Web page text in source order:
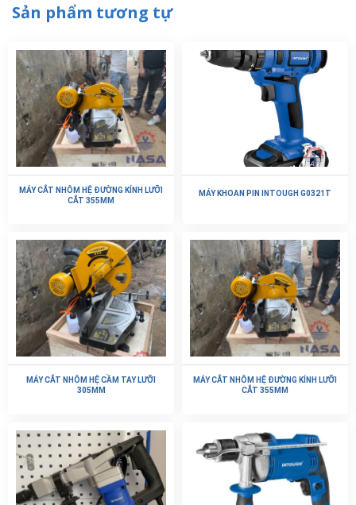
Sản phẩm tương tự
MÁY CẮT NHÔM HỆ ĐƯỜNG KÍNH LƯỠI
CẮT 355MM
MÁY KHOAN PIN INTOUGH G0321T
MÁY CẮT NHÔM HỆ CẦM TAY LƯỠI
305MM
MÁY CẮT NHÔM HỆ ĐƯỜNG KÍNH LƯỠI
CẮT 355MM